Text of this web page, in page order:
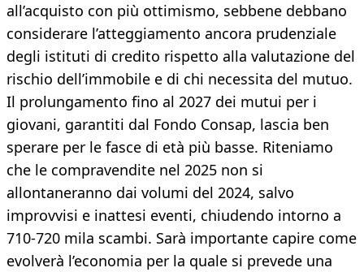
all’acquisto con più ottimismo, sebbene debbano
considerare l’atteggiamento ancora prudenziale
degli istituti di credito rispetto alla valutazione del
rischio dell’immobile e di chi necessita del mutuo.
Il prolungamento fino al 2027 dei mutui per i
giovani, garantiti dal Fondo Consap, lascia ben
sperare per le fasce di età più basse. Riteniamo
che le compravendite nel 2025 non si
allontaneranno dai volumi del 2024, salvo
improvvisi e inattesi eventi, chiudendo intorno a
710-720 mila scambi. Sarà importante capire come
evolverà l’economia per la quale si prevede una